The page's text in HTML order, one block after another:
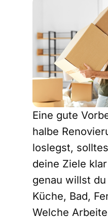
Eine gute
halbe
loslegst,
deine Ziele
genau willst
Küche, Bad,
Welche